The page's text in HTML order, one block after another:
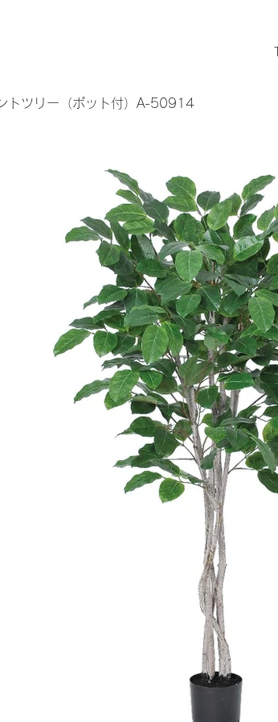
トツリー（ポット付）A-50914